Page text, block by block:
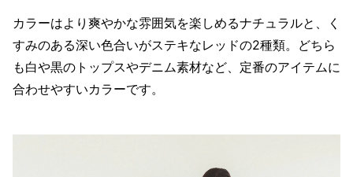
カラーはより爽やかな雰囲気を楽しめるナチュラルと、く
すみのある深い色合いがステキなレッドの2種類。どちら
も白や黒のトップスやデニム素材など、定番のアイテムに
合わせやすいカラーです。